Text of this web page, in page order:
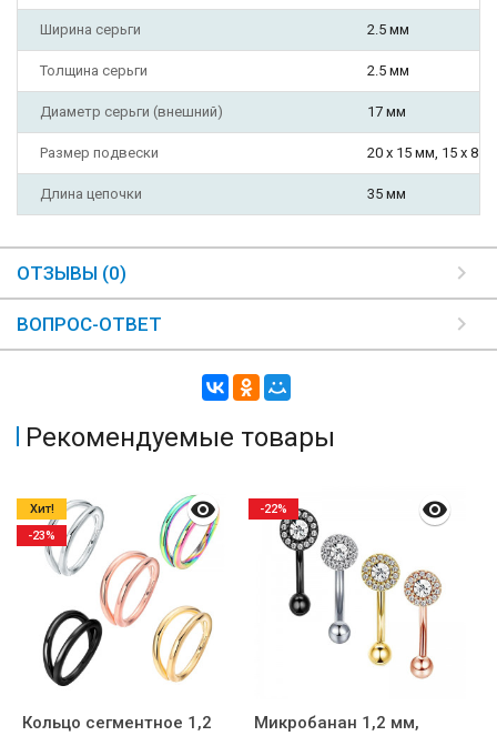
Ширина серьги 2.5 мм
Толщина серьги 2.5 мм
Диаметр серьги (внешний) 17 мм
Размер подвески 20 х 15 мм, 15 х 8
Длина цепочки 35 мм
ОТЗЫВЫ (0)
ВОПРОС-ОТВЕТ
Рекомендуемые товары
Кольцо сегментное 1,2
Хит!
-23%
Микробанан 1,2 мм,
-22%